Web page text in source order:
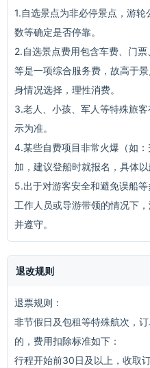
1.自选景点为非必停景点，游
数等确定是否停靠。
2.自选景点费用包含车费、门
等是一项综合服务费，故高于
身情况选择，理性消费。
3.老人、小孩、军人等特殊旅
示为准。
4.某些自费项目非常火爆（如
加，建议登船时就报名，具体以
5.出于对游客安全和避免误船
工作人员或导游带领的情况下
并遵守。
退改规则
退票规则：
非节假日及包租等特殊航次，
的，费用扣除标准如下：
行程开始前30日及以上，收取